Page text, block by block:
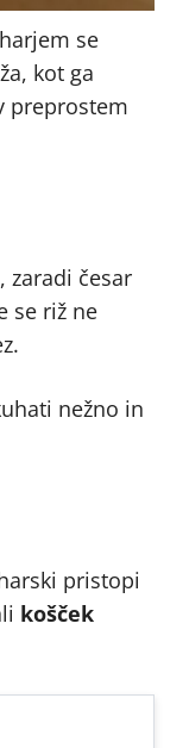
se
kot ga
preprostem
zaradi česar
se riž ne
nežno in
pristopi
košček